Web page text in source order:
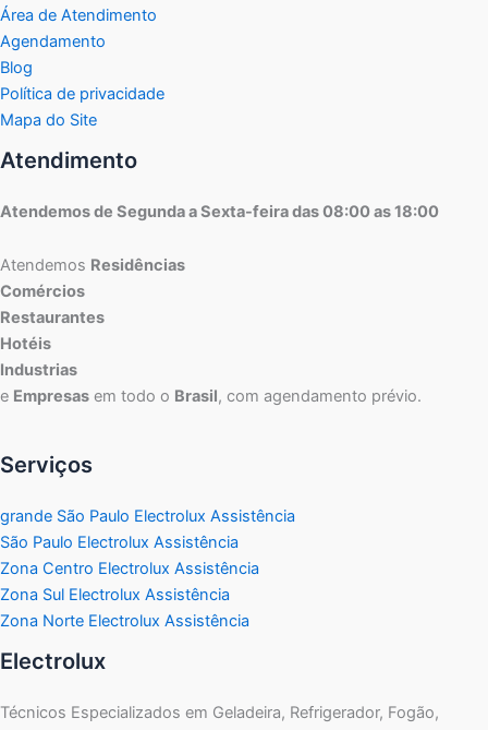
Área de Atendimento
Agendamento
Blog
Política de privacidade
Mapa do Site
Atendimento
Atendemos de Segunda a Sexta-feira das 08:00 as 18:00
Atendemos Residências
Comércios
Restaurantes
Hotéis
Industrias
e Empresas em todo o Brasil, com agendamento prévio.
Serviços
grande São Paulo Electrolux Assistência
São Paulo Electrolux Assistência
Zona Centro Electrolux Assistência
Zona Sul Electrolux Assistência
Zona Norte Electrolux Assistência
Electrolux
Técnicos Especializados em Geladeira, Refrigerador, Fogão,